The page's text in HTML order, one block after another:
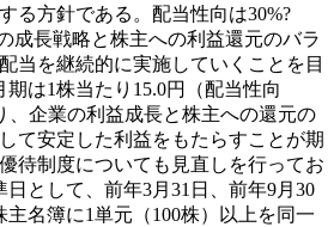
る方針である。配当性向は30%?
成長戦略と株主への利益還元のバラ
当を継続的に実施していくことを目
期は1株当たり15.0円（配当性向
、企業の利益成長と株主への還元の
て安定した利益をもたらすことが期
待制度についても見直しを行ってお
日として、前年3月31日、前年9月30
主名簿に1単元（100株）以上を同一